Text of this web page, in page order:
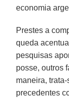
economia
Prestes a
queda
pesquisas
posse, outros
maneira,
precedentes